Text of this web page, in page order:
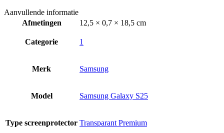
Aanvullende informatie
Afmetingen
12,5 × 0,7 × 18,5 cm
Categorie 1
Merk Samsung
Model Samsung Galaxy S25
Type screenprotector Transparant Premium